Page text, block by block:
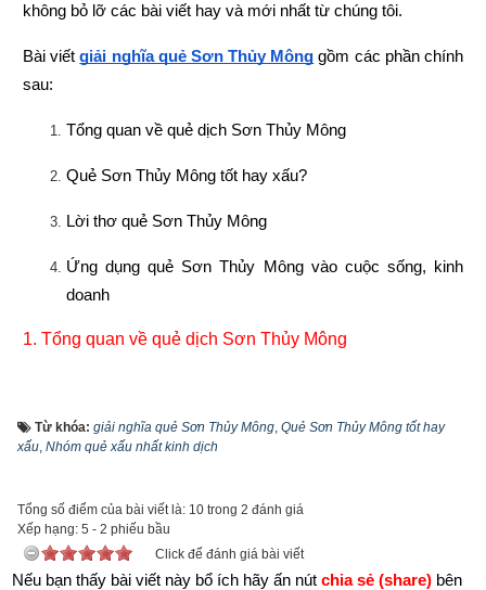
không bỏ lỡ các bài viết hay và mới nhất từ chúng tôi.
Bài viết giải nghĩa quẻ Sơn Thủy Mông gồm các phần chính
sau:
Tổng quan về quẻ dịch Sơn Thủy Mông
Quẻ Sơn Thủy Mông tốt hay xấu?
Lời thơ quẻ Sơn Thủy Mông
Ứng dụng quẻ Sơn Thủy Mông vào cuộc sống, kinh
doanh
1. Tổng quan về quẻ dịch Sơn Thủy Mông
Từ khóa: giải nghĩa quẻ Sơn Thủy Mông, Quẻ Sơn Thủy Mông tốt hay
xấu, Nhóm quẻ xấu nhất kinh dịch
Tổng số điểm của bài viết là: 10 trong 2 đánh giá
Xếp hạng: 5 - 2 phiếu bầu
Click để đánh giá bài viết
Nếu bạn thấy bài viết này bổ ích hãy ấn nút chia sẻ (share) bên